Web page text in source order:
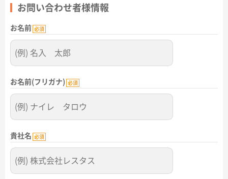
名入れグループサイト
お問い合わせ者様情報
お名前 必須
お名前(フリガナ) 必須
貴社名 必須